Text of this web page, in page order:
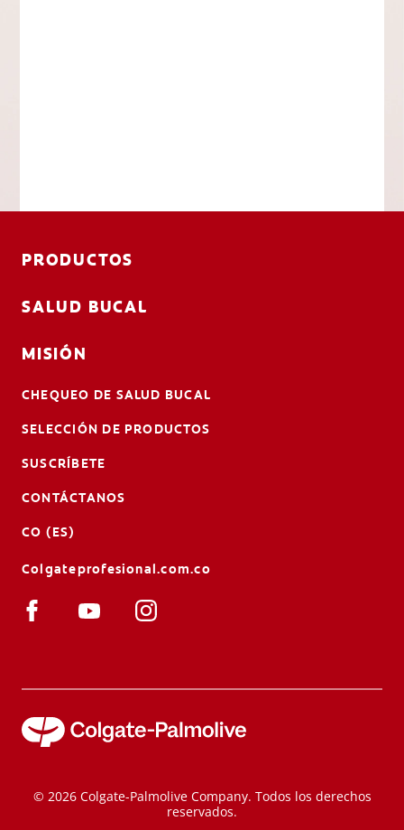
PRODUCTOS
SALUD BUCAL
MISIÓN
CHEQUEO DE SALUD BUCAL
SELECCIÓN DE PRODUCTOS
SUSCRÍBETE
CONTÁCTANOS
CO (ES)
Colgateprofesional.com.co
© 2026 Colgate-Palmolive Company. Todos los derechos
reservados.